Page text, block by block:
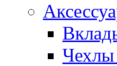
Чехлы